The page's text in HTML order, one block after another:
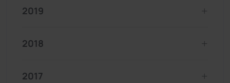
2019
2018
2017